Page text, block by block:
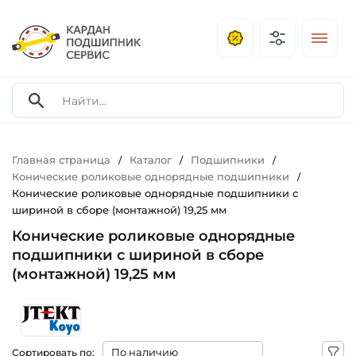
Главная страница / Каталог / Подшипники /
Конические роликовые однорядные подшипники /
Конические роликовые однорядные подшипники с
шириной в сборе (монтажной) 19,25 мм
Конические роликовые однорядные
подшипники с шириной в сборе
(монтажной) 19,25 мм
Сортировать по: